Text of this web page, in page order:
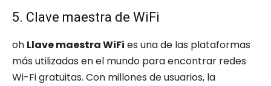
5. Clave maestra de WiFi
oh Llave maestra WiFi es una de las plataformas
más utilizadas en el mundo para encontrar redes
Wi-Fi gratuitas. Con millones de usuarios, la